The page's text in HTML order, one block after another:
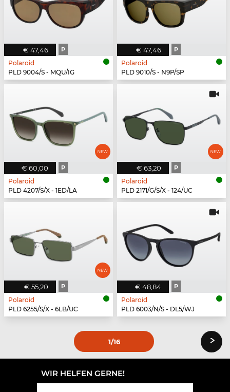
€ 47,46 P
Polaroid
PLD 9004/S - MQU/IG
€ 47,46 P
Polaroid
PLD 9010/S - N9P/SP
€ 60,00 P
Polaroid
PLD 4207/S/X - 1ED/LA
€ 63,20 P
Polaroid
PLD 2171/G/S/X - 124/UC
€ 55,20 P
Polaroid
PLD 6255/S/X - 6LB/UC
€ 48,84 P
Polaroid
PLD 6003/N/S - DL5/WJ
1/16 ›
WIR HELFEN GERNE!